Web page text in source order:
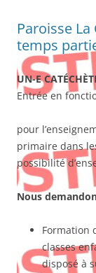
Paroisse
temps
UN-E
Entrée en
pour
primaire dans
possibilité
Nous
Formation
classes
disposé à